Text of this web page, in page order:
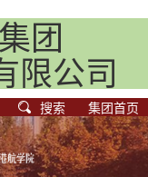
团
限公司
搜索 集团首页